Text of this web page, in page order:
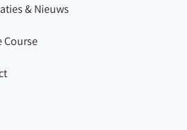
& Nieuws
Course